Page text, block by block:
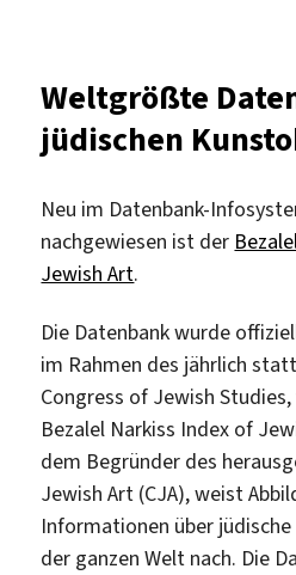
und
Kultur“
Weltgrößte
jüdischen
Neu im Datenbank-
nachgewiesen ist der
Jewish Art.
Die Datenbank wurde
im Rahmen des jährlich
Congress of Jewish
Bezalel Narkiss Index of
dem Begründer des
Jewish Art (CJA), weist
Informationen über
der ganzen Welt nach. Die